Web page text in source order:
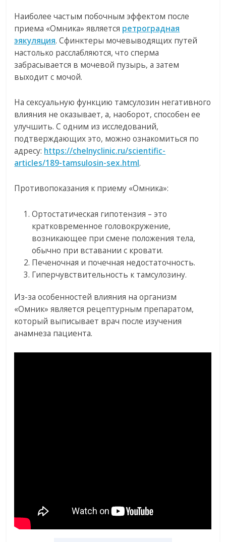
Наиболее частым побочным эффектом после
приема «Омника» является ретроградная
эякуляция. Сфинктеры мочевыводящих путей
настолько расслабляются, что сперма
забрасывается в мочевой пузырь, а затем
выходит с мочой.
На сексуальную функцию тамсулозин негативного
влияния не оказывает, а, наоборот, способен ее
улучшить. С одним из исследований,
подтверждающих это, можно ознакомиться по
адресу: https://chelnyclinic.ru/scientific-
articles/189-tamsulosin-sex.html.
Противопоказания к приему «Омника»:
Ортостатическая гипотензия – это
кратковременное головокружение,
возникающее при смене положения тела,
обычно при вставании с кровати.
Печеночная и почечная недостаточность.
Гиперчувствительность к тамсулозину.
Из-за особенностей влияния на организм
«Омник» является рецептурным препаратом,
который выписывает врач после изучения
анамнеза пациента.